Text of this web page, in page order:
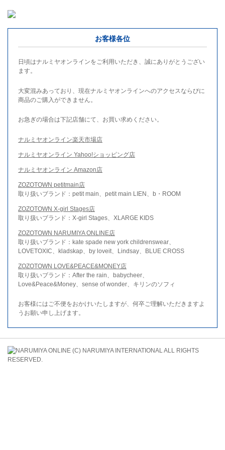
お客様各位
日頃はナルミヤオンラインをご利用いただき、誠にありがとうござい
ます。
大変混みあっており、現在ナルミヤオンラインへのアクセスならびに
商品のご購入ができません。
お急ぎの場合は下記店舗にて、お買い求めください。
ナルミヤオンライン楽天市場店
ナルミヤオンライン Yahoo!ショッピング店
ナルミヤオンライン Amazon店
ZOZOTOWN petitmain店
取り扱いブランド：petit main、petit main LIEN、b・ROOM
ZOZOTOWN X-girl Stages店
取り扱いブランド：X-girl Stages、XLARGE KIDS
ZOZOTOWN NARUMIYA ONLINE店
取り扱いブランド：kate spade new york childrenswear、
LOVETOXIC、kladskap、by loveit、Lindsay、BLUE CROSS
ZOZOTOWN LOVE&PEACE&MONEY店
取り扱いブランド：After the rain、babycheer、
Love&Peace&Money、sense of wonder、キリンのソフィ
お客様にはご不便をおかけいたしますが、何卒ご理解いただきますよ
うお願い申し上げます。